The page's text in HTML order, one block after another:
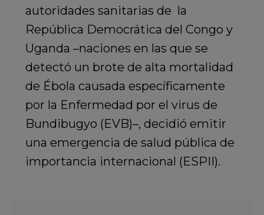
autoridades sanitarias de la
República Democrática del Congo y
Uganda –naciones en las que se
detectó un brote de alta mortalidad
de Ébola causada específicamente
por la Enfermedad por el virus de
Bundibugyo (EVB)–, decidió emitir
una emergencia de salud pública de
importancia internacional (ESPII).